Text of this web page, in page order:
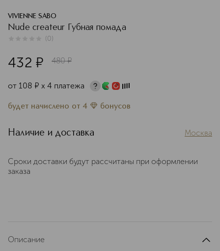
VIVIENNE SABO
Nude createur Губная помада
(0)
432 ¤ 480 ¤
от 108 ¤ х 4 платежа
будет начислено от 4 бонусов
Наличие и доставка Москва
Сроки доставки будут рассчитаны при оформлении
заказа
Описание